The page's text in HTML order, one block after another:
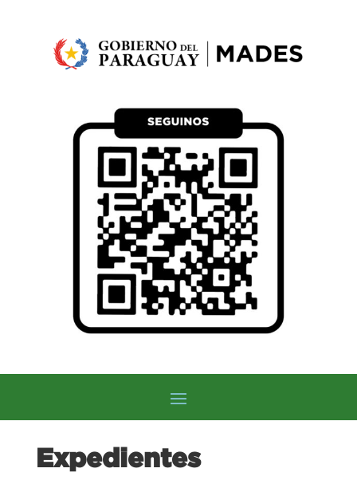
Expedientes